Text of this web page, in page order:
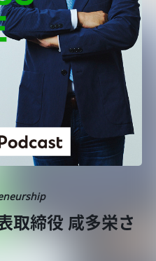
取締役 咸多栄さ